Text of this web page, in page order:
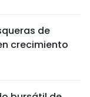
de
crecimiento